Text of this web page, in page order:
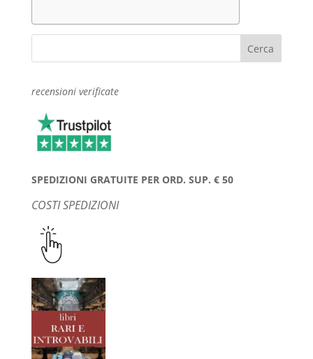
recensioni verificate
SPEDIZIONI GRATUITE PER ORD. SUP. € 50
COSTI SPEDIZIONI